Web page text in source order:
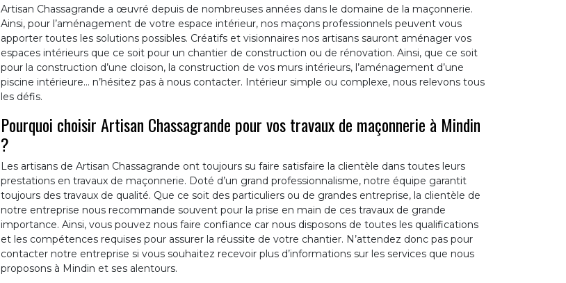
Artisan Chassagrande a œuvré depuis de nombreuses années dans le domaine de la maçonnerie.
Ainsi, pour l’aménagement de votre espace intérieur, nos maçons professionnels peuvent vous
apporter toutes les solutions possibles. Créatifs et visionnaires nos artisans sauront aménager vos
espaces intérieurs que ce soit pour un chantier de construction ou de rénovation. Ainsi, que ce soit
pour la construction d’une cloison, la construction de vos murs intérieurs, l’aménagement d’une
piscine intérieure… n’hésitez pas à nous contacter. Intérieur simple ou complexe, nous relevons tous
les défis.
Pourquoi choisir Artisan Chassagrande pour vos travaux de maçonnerie à Mindin
?
Les artisans de Artisan Chassagrande ont toujours su faire satisfaire la clientèle dans toutes leurs
prestations en travaux de maçonnerie. Doté d’un grand professionnalisme, notre équipe garantit
toujours des travaux de qualité. Que ce soit des particuliers ou de grandes entreprise, la clientèle de
notre entreprise nous recommande souvent pour la prise en main de ces travaux de grande
importance. Ainsi, vous pouvez nous faire confiance car nous disposons de toutes les qualifications
et les compétences requises pour assurer la réussite de votre chantier. N’attendez donc pas pour
contacter notre entreprise si vous souhaitez recevoir plus d’informations sur les services que nous
proposons à Mindin et ses alentours.